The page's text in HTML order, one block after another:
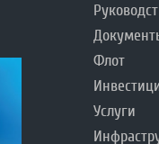
Флот
Услуги